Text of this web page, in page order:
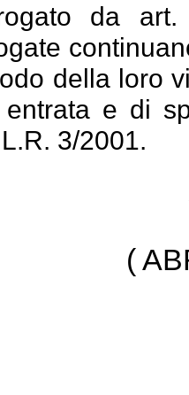
da
della loro
entrata e di
3/2001.
(